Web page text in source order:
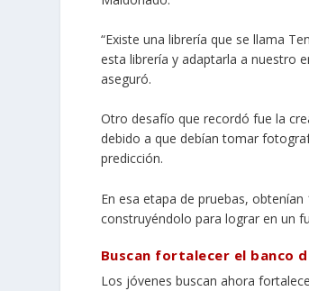
“Existe una librería que se llama
esta librería y adaptarla a nuestro
aseguró.
Otro desafío que recordó fue la
debido a que debían tomar
predicción.
En esa etapa de pruebas,
construyéndolo para lograr en un
Buscan fortalecer el banco
Los jóvenes buscan ahora